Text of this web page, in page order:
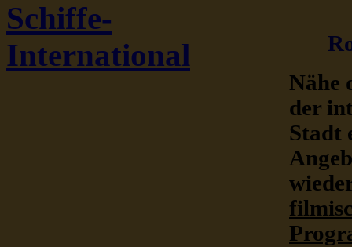
Schiffe-
International
Nähe
der
Stadt